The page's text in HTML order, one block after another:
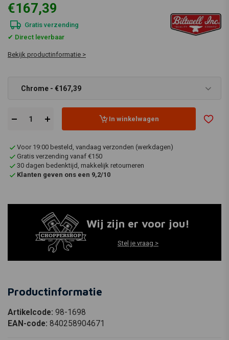
€167,39
Gratis verzending
✔ Direct leverbaar
Bekijk productinformatie >
Chrome - €167,39
In winkelwagen
Voor 19:00 besteld, vandaag verzonden (werkdagen)
Gratis verzending vanaf €150
30 dagen bedenktijd, makkelijk retourneren
Klanten geven ons een 9,2/10
Wij zijn er voor jou!
Stel je vraag >
Productinformatie
Artikelcode: 98-1698
EAN-code: 840258904671